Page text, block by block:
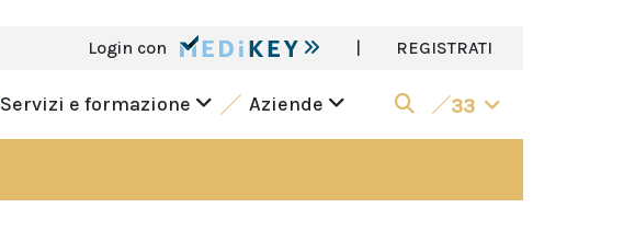
Login con | REGISTRATI
Servizi e formazione Aziende 33